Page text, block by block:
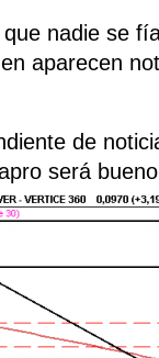
nadie se
aparecen
de
será